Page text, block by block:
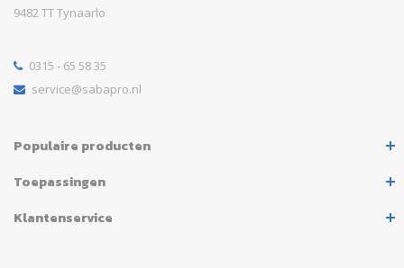
9482 TT Tynaarlo
0315 - 65 58 35
service@sabapro.nl
Populaire producten
Toepassingen
Klantenservice